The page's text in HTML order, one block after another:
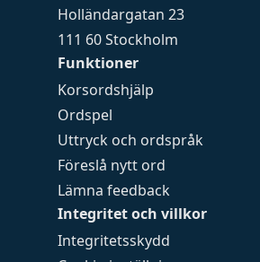
Funktioner
Korsordshjälp
Ordspel
Uttryck och ordspråk
Föreslå nytt ord
Lämna feedback
Integritet och villkor
Integritetsskydd
Holländargatan 23
111 60 Stockholm